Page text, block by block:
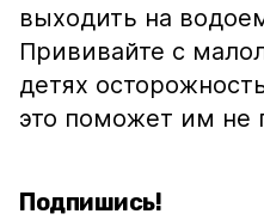
выходить на
Прививайте с
детях
это поможет им не
Подпишись!